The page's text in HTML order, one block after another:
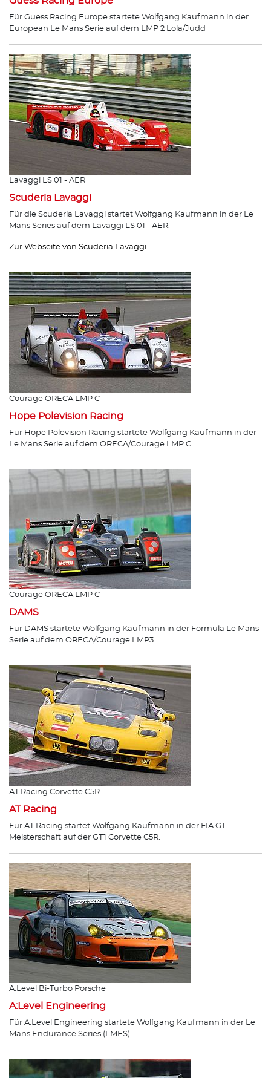
Für Guess Racing Europe startete Wolfgang Kaufmann in der
European Le Mans Serie auf dem LMP 2 Lola/Judd
Lavaggi LS 01 - AER
Scuderia Lavaggi
Für die Scuderia Lavaggi startet Wolfgang Kaufmann in der Le
Mans Series auf dem Lavaggi LS 01 - AER.
Zur Webseite von Scuderia Lavaggi
Courage ORECA LMP C
Hope Polevision Racing
Für Hope Polevision Racing startete Wolfgang Kaufmann in der
Le Mans Serie auf dem ORECA/Courage LMP C.
Courage ORECA LMP C
DAMS
Für DAMS startete Wolfgang Kaufmann in der Formula Le Mans
Serie auf dem ORECA/Courage LMP3.
AT Racing Corvette C5R
AT Racing
Für AT Racing startet Wolfgang Kaufmann in der FIA GT
Meisterschaft auf der GT1 Corvette C5R.
A:Level Bi-Turbo Porsche
A:Level Engineering
Für A:Level Engineering startete Wolfgang Kaufmann in der Le
Mans Endurance Series (LMES).